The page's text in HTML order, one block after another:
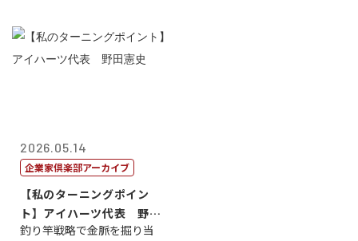
2026.05.14
企業家倶楽部アーカイブ
【私のターニングポイン
ト】アイハーツ代表 野田
憲史
釣り竿戦略で金脈を掘り当